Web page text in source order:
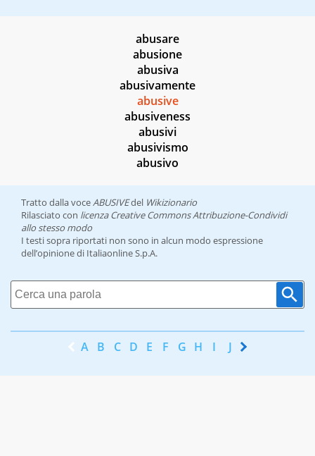
abusare
abusione
abusiva
abusivamente
abusive
abusiveness
abusivi
abusivismo
abusivo
Tratto dalla voceABUSIVEdel Wikizionario
Rilasciato con licenza Creative Commons Attribuzione-Condividi
allo stesso modo
I testi sopra riportati non sono in alcun modo espressione
dell’opinione di Italiaonline S.p.A.
A B C D E F G H I J K